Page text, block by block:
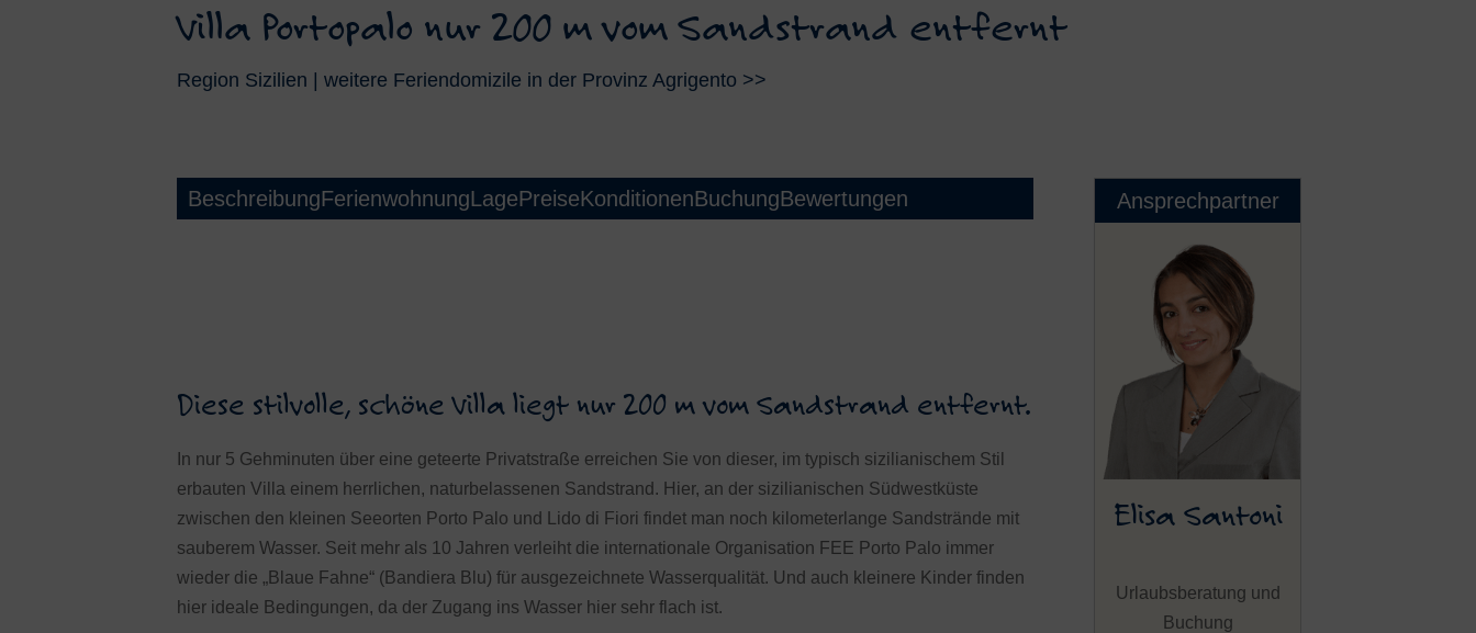
Villa Portopalo nur 200 m vom Sandstrand entfernt
Region Sizilien | weitere Feriendomizile in der Provinz Agrigento >>
BeschreibungFerienwohnungLagePreiseKonditionenBuchungBewertungen
Diese stilvolle, schöne Villa liegt nur 200 m vom Sandstrand entfernt.
In nur 5 Gehminuten über eine geteerte Privatstraße erreichen Sie von dieser, im typisch sizilianischem Stil
erbauten Villa einem herrlichen, naturbelassenen Sandstrand. Hier, an der sizilianischen Südwestküste
zwischen den kleinen Seeorten Porto Palo und Lido di Fiori findet man noch kilometerlange Sandstrände mit
sauberem Wasser. Seit mehr als 10 Jahren verleiht die internationale Organisation FEE Porto Palo immer
wieder die „Blaue Fahne“ (Bandiera Blu) für ausgezeichnete Wasserqualität. Und auch kleinere Kinder finden
hier ideale Bedingungen, da der Zugang ins Wasser hier sehr flach ist.
Ansprechpartner
Elisa Santoni
Urlaubsberatung und
Buchung